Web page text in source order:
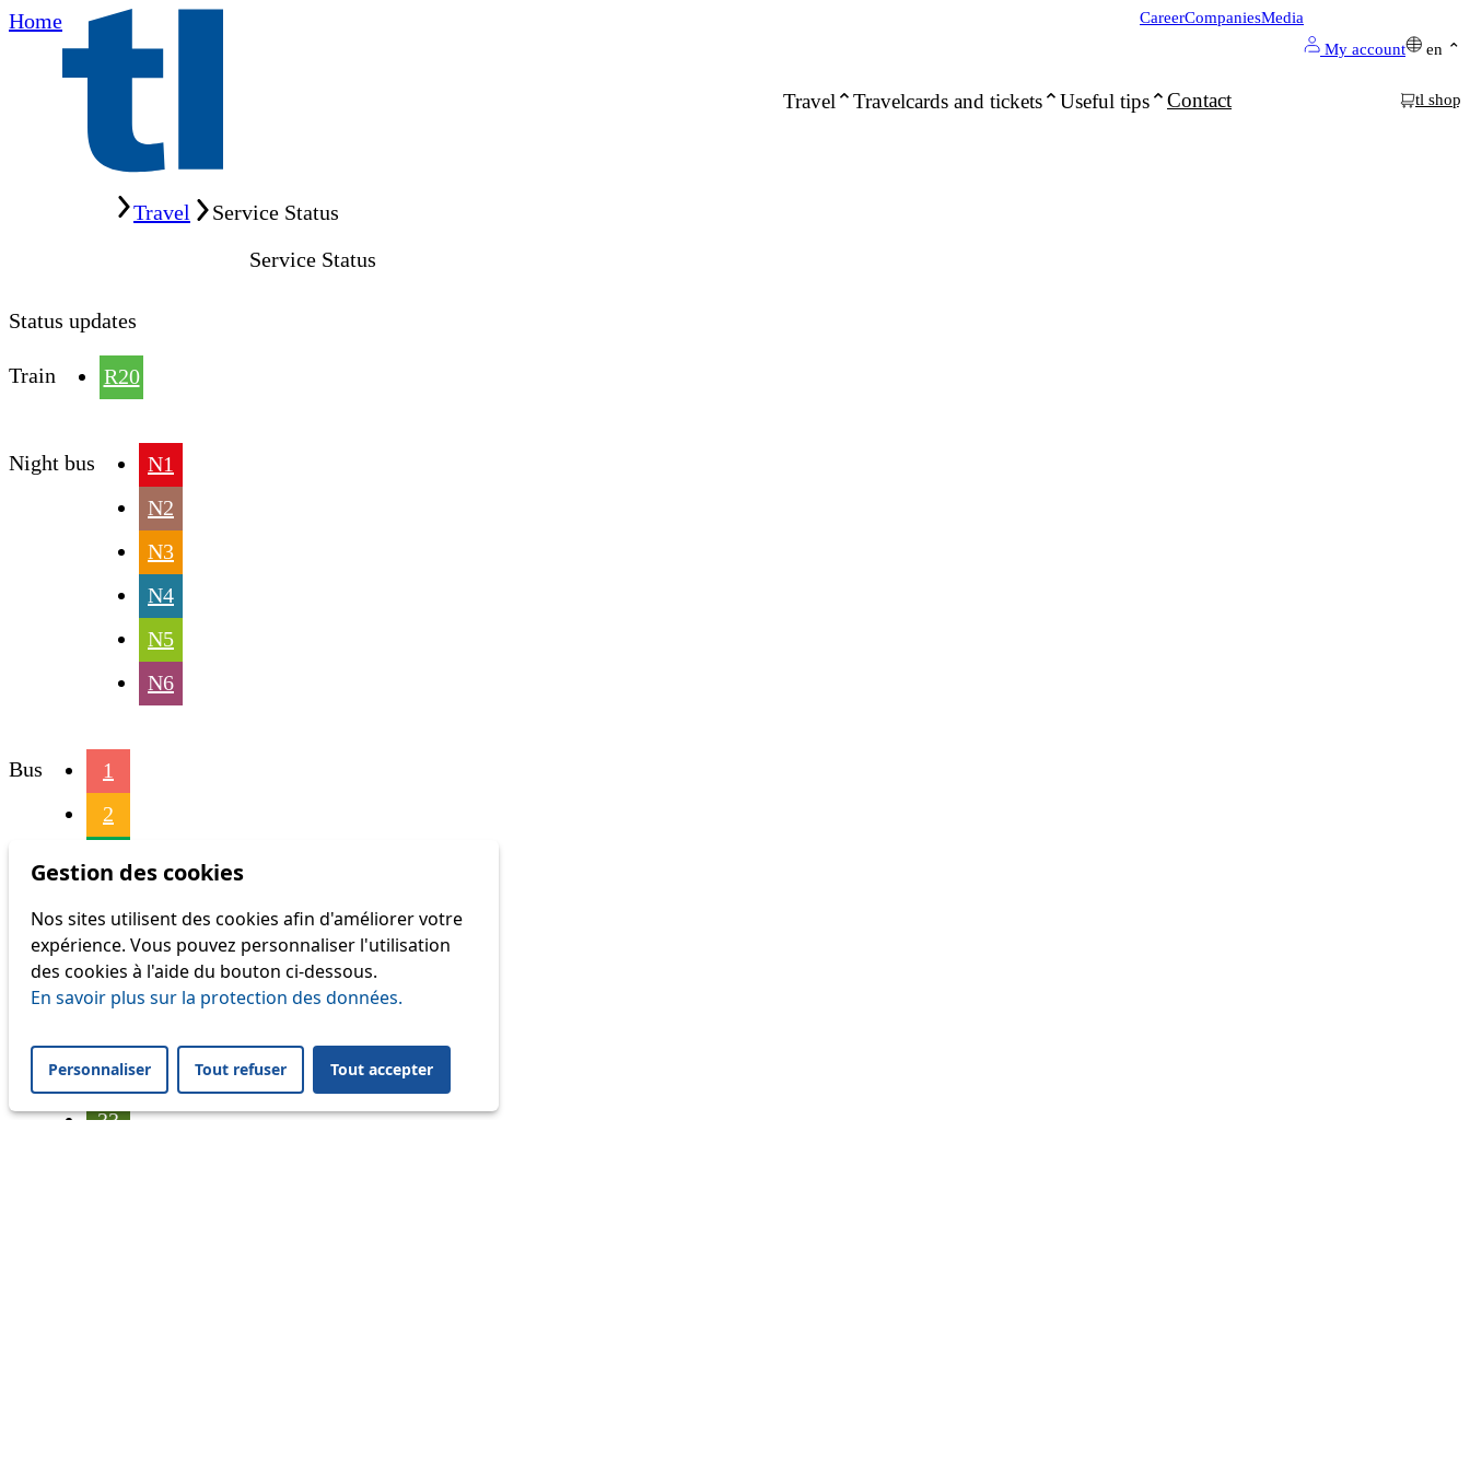
Home
Travel Travelcards and tickets Useful tips Contact
CareerCompaniesMedia
My account
en
tl shop
Travel
Service Status
Service Status
Status updates
Train R20
Night bus
N1
N2
N3
N4
N5
N6
Bus
1
2
16
17
21
33
Gestion des cookies
Nos sites utilisent des cookies afin d'améliorer votre
expérience. Vous pouvez personnaliser l'utilisation
des cookies à l'aide du bouton ci-dessous.
En savoir plus sur la protection des données.
Personnaliser Tout refuser Tout accepter